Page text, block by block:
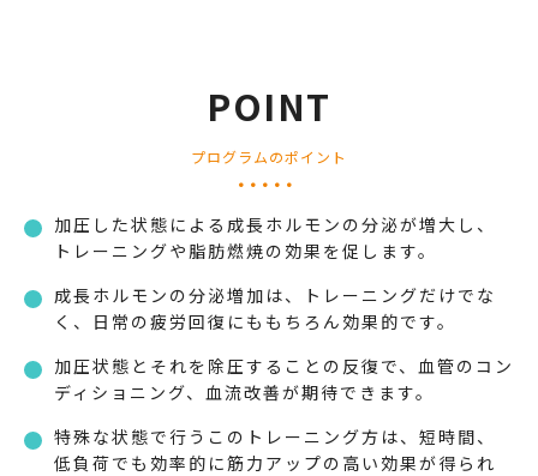
POINT
プログラムのポイント
加圧した状態による成長ホルモンの分泌が増大し、
トレーニングや脂肪燃焼の効果を促します。
成長ホルモンの分泌増加は、トレーニングだけでな
く、日常の疲労回復にももちろん効果的です。
加圧状態とそれを除圧することの反復で、血管のコン
ディショニング、血流改善が期待できます。
特殊な状態で行うこのトレーニング方は、短時間、
低負荷でも効率的に筋力アップの高い効果が得られ